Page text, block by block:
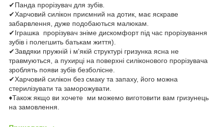
✔Панда прорізувач для зубів.
✔Харчовий силікон приємний на дотик, має яскраве
забарвлення, дуже подобаються малюкам.
✔Іграшка прорізувач зніме дискомфорт під час прорізування
зубів і полегшить батькам життя).
✔Завдяки пружній і м'якій структурі гризунка ясна не
травмуються, а пухирці на поверхні силіконового прорізувача
зроблять появи зубів безболісне.
✔Харчовий силікон без смаку та запаху, його можна
стерилізувати та заморожувати.
♦Також якщо ви хочете ми можемо виготовити вам гризунець
на замовлення.